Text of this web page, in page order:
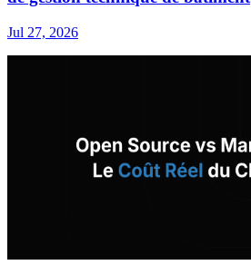
Jul 27, 2026